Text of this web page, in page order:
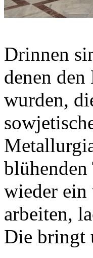
Drinnen
denen
wurden,
wieder
arbeiten,
Die bringt